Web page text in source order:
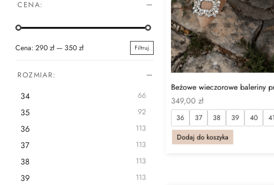
Baleriny na gumce
Baleriny w szpic 7
Klapki 2
46
CENA:
Cena
Cena
Filtruj
Cena: 290 zł— 350 zł
ROZMIAR:
34 66
35 92
36 113
37 113
38 113
39 113
Beżowe wieczorowe baleriny
349,00zł
36 37 38 39 40
Dodaj do koszyka